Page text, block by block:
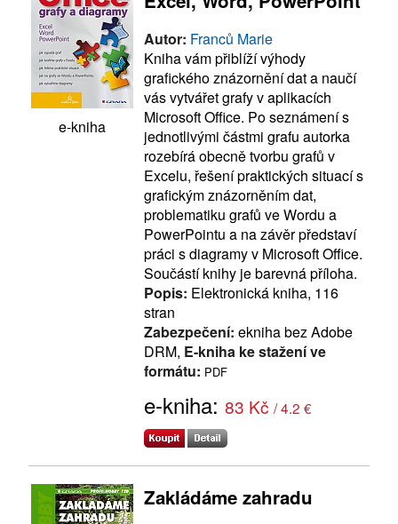
e-kniha
Autor: Franců Marie
Kniha vám přiblíží výhody
grafického znázornění dat a naučí
vás vytvářet grafy v aplikacích
Microsoft Office. Po seznámení s
jednotlivými částmi grafu autorka
rozebírá obecně tvorbu grafů v
Excelu, řešení praktických situací s
grafickým znázorněním dat,
problematiku grafů ve Wordu a
PowerPointu a na závěr představí
práci s diagramy v Microsoft Office.
Součástí knihy je barevná příloha.
Popis: Elektronická kniha, 116
stran
Zabezpečení: ekniha bez Adobe
DRM, E-kniha ke stažení ve
formátu: PDF
e-kniha: 83 Kč / 4.2 €
Zakládáme zahradu